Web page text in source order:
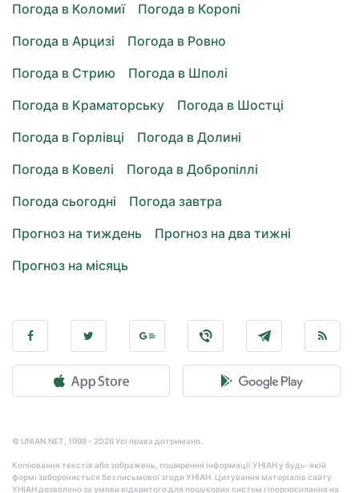
Погода в Коломиї
Погода в Коропі
Погода в Арцизі
Погода в Ровно
Погода в Стрию
Погода в Шполі
Погода в Краматорську
Погода в Шостці
Погода в Горлівці
Погода в Долині
Погода в Ковелі
Погода в Добропіллі
Погода сьогодні
Погода завтра
Прогноз на тиждень
Прогноз на два тижні
Прогноз на місяць
© UNIAN.NET, 1998 - 2026 Усі права дотримано.
Копіювання текстів або зображень, поширення інформації УНІАН у будь-якій
формі забороняється без письмової згоди УНІАН. Цитування матеріалів сайту
УНІАН дозволено за умови відкритого для пошукових систем гіперпосилання на